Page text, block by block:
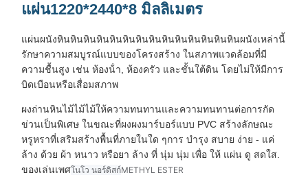
แผ่น1220*2440*8 มิลลิเมตร
แผ่นผนังหินหินหินหินหินหินหินหินหินหินหินหินหินหินผนังเหล่านี้
รักษาความสมบูรณ์แบบของโครงสร้าง ในสภาพแวดล้อมที่มี
ความชื้นสูง เช่น ห้องน้ํา, ห้องครัว และชั้นใต้ดิน โดยไม่ให้มีการ
บิดเบือนหรือเสื่อมสภาพ
ผงถ่านหินไม้ไม้ไม้ให้ความทนทานและความทนทานต่อการกัด
ข่วนเป็นพิเศษ ในขณะที่ผงผงมาร์บอร์แบบ PVC สร้างลักษณะ
หรูหราที่เสริมสร้างพื้นที่ภายในใด ๆการ บํารุง สบาย ง่าย - แค่
ล้าง ด้วย ผ้า หนาว หรือยา ล้าง ที่ นุ่ม นุ่ม เพื่อ ให้ แผ่น ดู สดใส.
ของเล่นเพศโนโว นอร์ดิสก์METHYL ESTER